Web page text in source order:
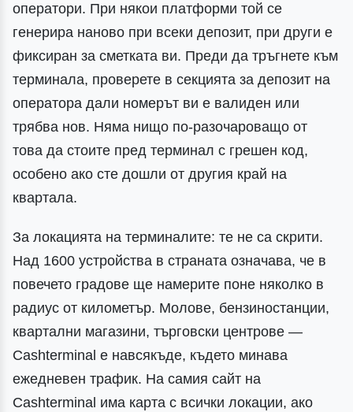
оператори. При някои платформи той се
генерира наново при всеки депозит, при други е
фиксиран за сметката ви. Преди да тръгнете към
терминала, проверете в секцията за депозит на
оператора дали номерът ви е валиден или
трябва нов. Няма нищо по-разочароващо от
това да стоите пред терминал с грешен код,
особено ако сте дошли от другия край на
квартала.
За локацията на терминалите: те не са скрити.
Над 1600 устройства в страната означава, че в
повечето градове ще намерите поне няколко в
радиус от километър. Молове, бензиностанции,
квартални магазини, търговски центрове —
Cashterminal е навсякъде, където минава
ежедневен трафик. На самия сайт на
Cashterminal има карта с всички локации, ако